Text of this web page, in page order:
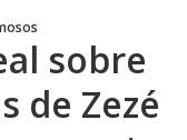
sobre
de Zezé